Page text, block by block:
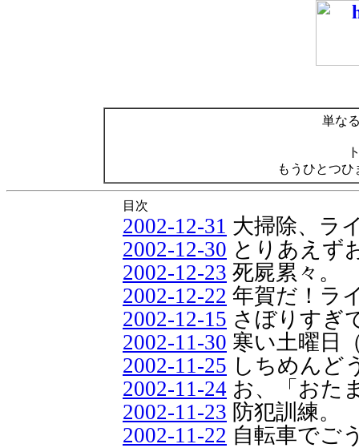
単な
もうひとつ
目次
2002-12-31 大掃除、ラ
2002-12-30 とりあえず
2002-12-23 死屍累々。
2002-12-22 年賀だ！ラ
2002-12-15 さぼりすぎ
2002-11-30 寒い土曜日
2002-11-25 しちめんど
2002-11-24 お、「おた
2002-11-23 防犯訓練。
2002-11-22 自転車でご